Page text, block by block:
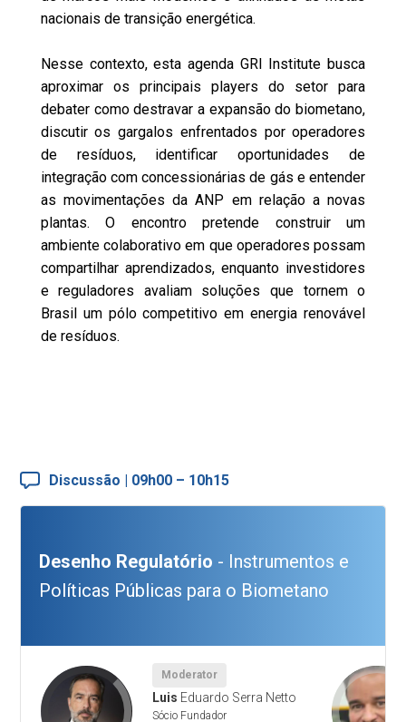
nacionais de transição energética.
Nesse contexto, esta agenda GRI Institute busca
aproximar os principais players do setor para
debater como destravar a expansão do biometano,
discutir os gargalos enfrentados por operadores
de resíduos, identificar oportunidades de
integração com concessionárias de gás e entender
as movimentações da ANP em relação a novas
plantas. O encontro pretende construir um
ambiente colaborativo em que operadores possam
compartilhar aprendizados, enquanto investidores
e reguladores avaliam soluções que tornem o
Brasil um pólo competitivo em energia renovável
de resíduos.
Discussão | 09h00 – 10h15
Desenho Regulatório - Instrumentos e
Políticas Públicas para o Biometano
Moderator
Luis Eduardo Serra Netto
Sócio Fundador